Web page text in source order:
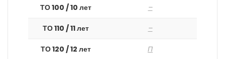
ТО 100 / 10 лет –
ТО 110 / 11 лет –
ТО 120 / 12 лет П